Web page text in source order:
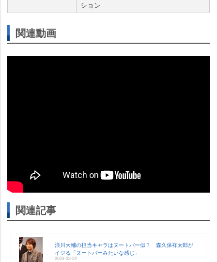
ション
関連動画
関連記事
浪川大輔の担当キャラはヌートバー似？ 森久保祥太郎が
イジる「ヌートバーみたいな感じ」
2023-03-22